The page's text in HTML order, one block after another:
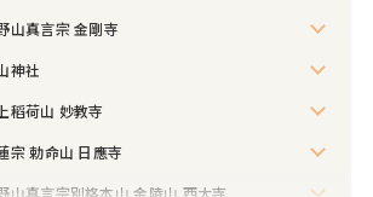
山真言宗 金剛寺
神社
稻荷山 妙教寺
宗 勅命山 日應寺